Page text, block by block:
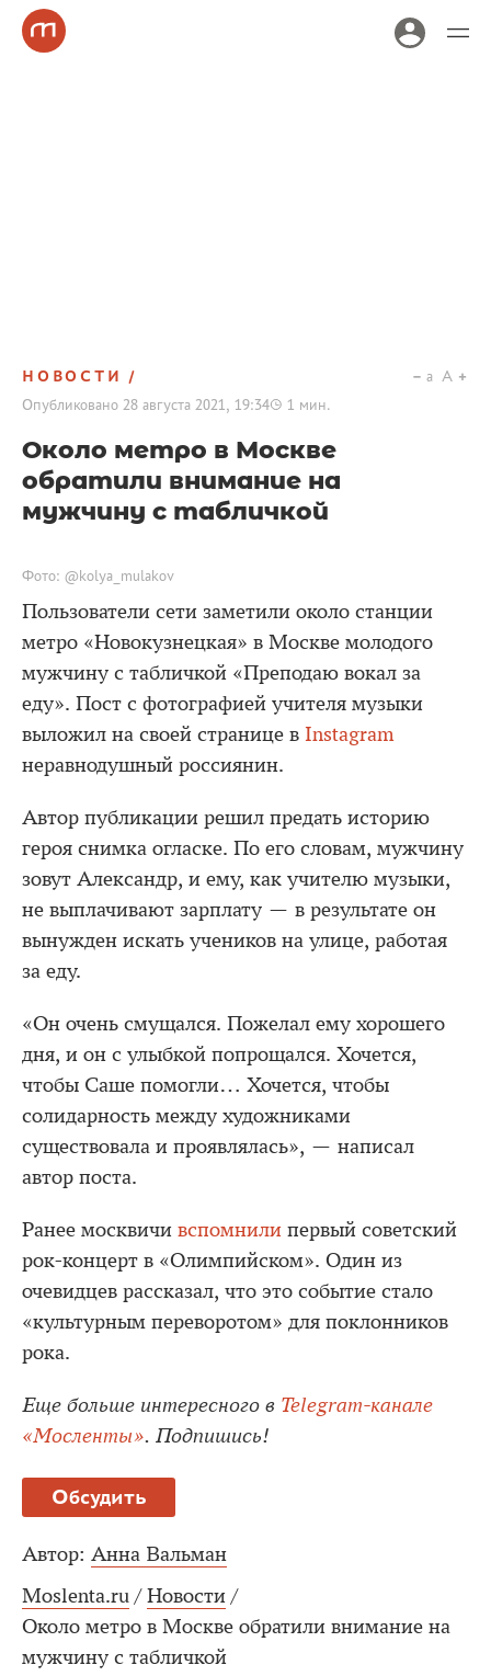
НОВОСТИ
Опубликовано 28 августа 2021, 19:34 1 мин.
a A
Около метро в Москве
обратили внимание на
мужчину с табличкой
Фото: @kolya_mulakov
Пользователи сети заметили около станции
метро «Новокузнецкая» в Москве молодого
мужчину с табличкой «Преподаю вокал за
еду». Пост с фотографией учителя музыки
выложил на своей странице в Instagram
неравнодушный россиянин.
Автор публикации решил предать историю
героя снимка огласке. По его словам, мужчину
зовут Александр, и ему, как учителю музыки,
не выплачивают зарплату — в результате он
вынужден искать учеников на улице, работая
за еду.
«Он очень смущался. Пожелал ему хорошего
дня, и он с улыбкой попрощался. Хочется,
чтобы Саше помогли… Хочется, чтобы
солидарность между художниками
существовала и проявлялась», — написал
автор поста.
Ранее москвичи вспомнили первый советский
рок-концерт в «Олимпийском». Один из
очевидцев рассказал, что это событие стало
«культурным переворотом» для поклонников
рока.
Еще больше интересного в Telegram-канале
«Мосленты». Подпишись!
Обсудить
Автор: Анна Вальман
Moslenta.ru / Новости /
Около метро в Москве обратили внимание на
мужчину с табличкой